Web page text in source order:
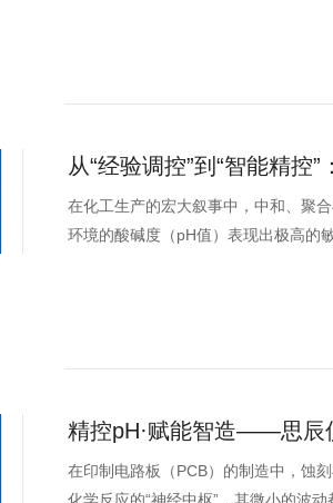
从“经验调控”到“智能精控
在化工生产的宏大叙事中，中和、聚
环境的酸碱度（pH值）表现出极高的
精控pH·赋能智造——思辰
在印制电路板（PCB）的制造中，蚀
化学反应的“神经中枢”，其微小的波